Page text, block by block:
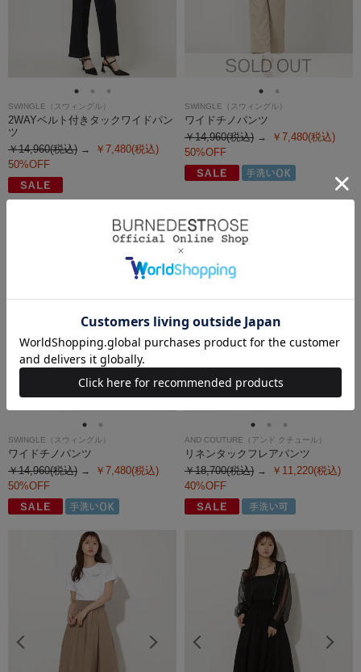
SWINGLE（スウィングル）
2WAYベルト付きタックワイドパン
ツ
￥14,960(税込)
￥7,480(税込)
50%OFF
SWINGLE（スウィングル）
ワイドチノパンツ
￥14,960(税込)
￥7,480(税込)
50%OFF
SWINGLE（スウィングル）
ワイドチノパンツ
￥14,960(税込)
￥7,480(税込)
50%OFF
AND COUTURE（アンド クチュール）
リネンタックフレアパンツ
￥18,700(税込)
￥11,220(税込)
40%OFF